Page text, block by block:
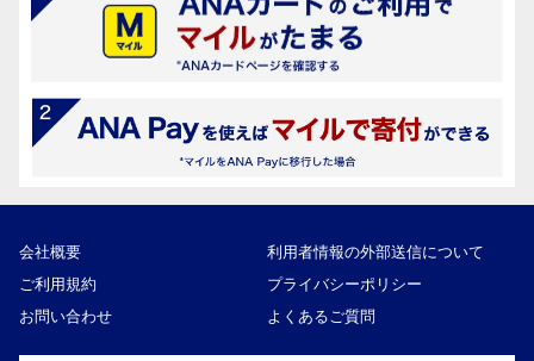
会社概要
利用者情報の外部送信について
ご利用規約
プライバシーポリシー
お問い合わせ
よくあるご質問